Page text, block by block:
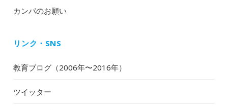
カンパのお願い
リンク・SNS
教育ブログ（2006年〜2016年）
ツイッター